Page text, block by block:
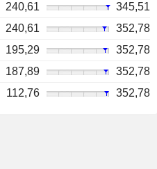
240,61
345,51
240,61
352,78
195,29
352,78
187,89
352,78
112,76 352,78